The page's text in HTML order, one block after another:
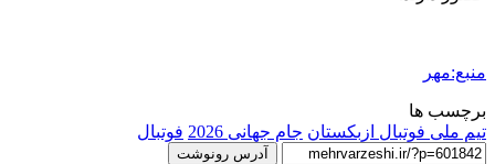
منبع:مهر
برچسب ها
تیم ملی فوتبال ازبکستان جام جهانی 2026 فوتبال
آدرس رونوشت